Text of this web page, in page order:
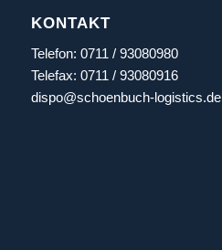
KONTAKT
Telefon: 0711 / 93080980
Telefax: 0711 / 93080916
dispo@schoenbuch-logistics.de